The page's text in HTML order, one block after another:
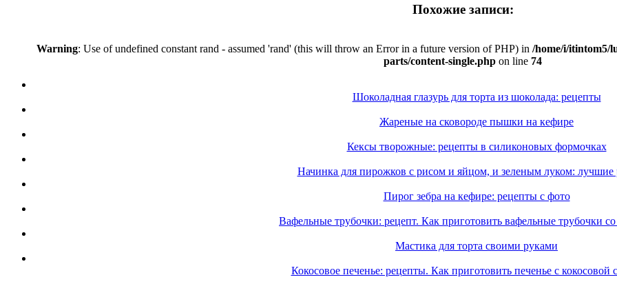
Похожие записи:
Warning: Use of undefined constant rand - assumed 'rand' (this will throw an Error in a future version of PHP) in /home/i/itintom5/
parts/content-single.php on line 74
Шоколадная глазурь для торта из шоколада: рецепты
Жареные на сковороде пышки на кефире
Кексы творожные: рецепты в силиконовых формочках
Начинка для пирожков с рисом и яйцом, и зеленым луком: лучшие
Пирог зебра на кефире: рецепты с фото
Вафельные трубочки: рецепт. Как приготовить вафельные трубочки
Мастика для торта своими руками
Кокосовое печенье: рецепты. Как приготовить печенье с кокосовой